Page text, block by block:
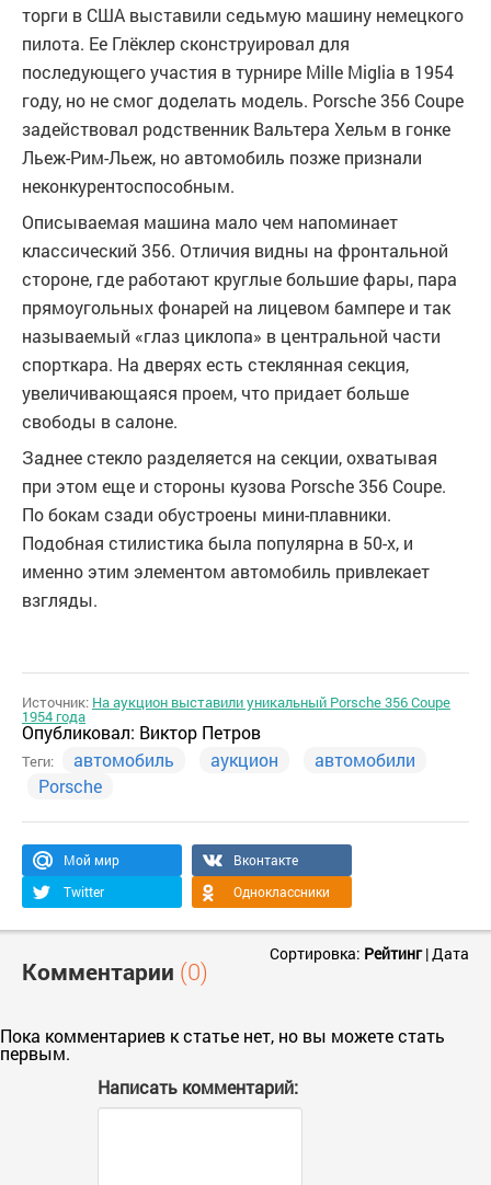
торги в США выставили седьмую машину немецкого
пилота. Ее Глёклер сконструировал для
последующего участия в турнире Mille Miglia в 1954
году, но не смог доделать модель. Porsche 356 Coupe
задействовал родственник Вальтера Хельм в гонке
Льеж-Рим-Льеж, но автомобиль позже признали
неконкурентоспособным.
Описываемая машина мало чем напоминает
классический 356. Отличия видны на фронтальной
стороне, где работают круглые большие фары, пара
прямоугольных фонарей на лицевом бампере и так
называемый «глаз циклопа» в центральной части
спорткара. На дверях есть стеклянная секция,
увеличивающаяся проем, что придает больше
свободы в салоне.
Заднее стекло разделяется на секции, охватывая
при этом еще и стороны кузова Porsche 356 Coupe.
По бокам сзади обустроены мини-плавники.
Подобная стилистика была популярна в 50-х, и
именно этим элементом автомобиль привлекает
взгляды.
Источник: На аукцион выставили уникальный Porsche 356 Coupe
1954 года
Опубликовал: Виктор Петров
Теги: автомобиль аукцион
автомобили
Porsche
Мой мир
Вконтакте
Twitter
Одноклассники
Комментарии (0)
Сортировка: Рейтинг|Дата
Пока комментариев к статье нет, но вы можете стать
первым.
Написать комментарий: